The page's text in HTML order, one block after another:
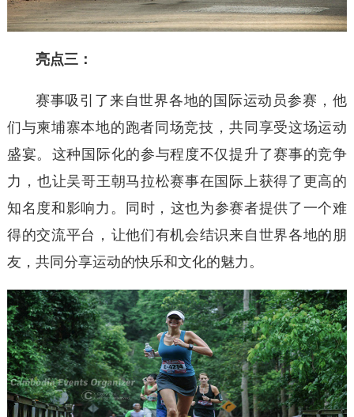
亮点三：
赛事吸引了来自世界各地的国际运动员参赛，‌他
们与柬埔寨本地的跑者同场竞技，‌共同享受这场运动
盛宴。‌这种国际化的参与程度不仅提升了赛事的竞争
力，‌也让吴哥王朝马拉松赛事在国际上获得了更高的
知名度和影响力。‌同时，‌这也为参赛者提供了一个难
得的交流平台，‌让他们有机会结识来自世界各地的朋
友，‌共同分享运动的快乐和文化的魅力。